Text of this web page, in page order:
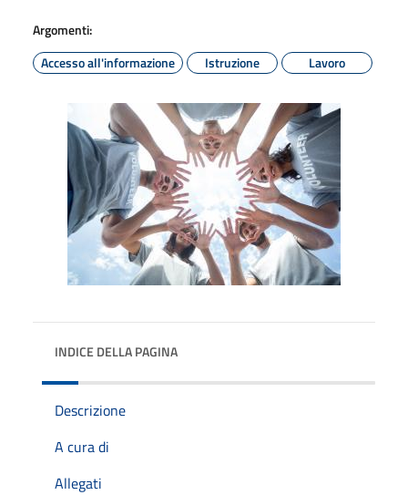
Argomenti:
Accesso all'informazione
Istruzione Lavoro
INDICE DELLA PAGINA
Descrizione
A cura di
Allegati